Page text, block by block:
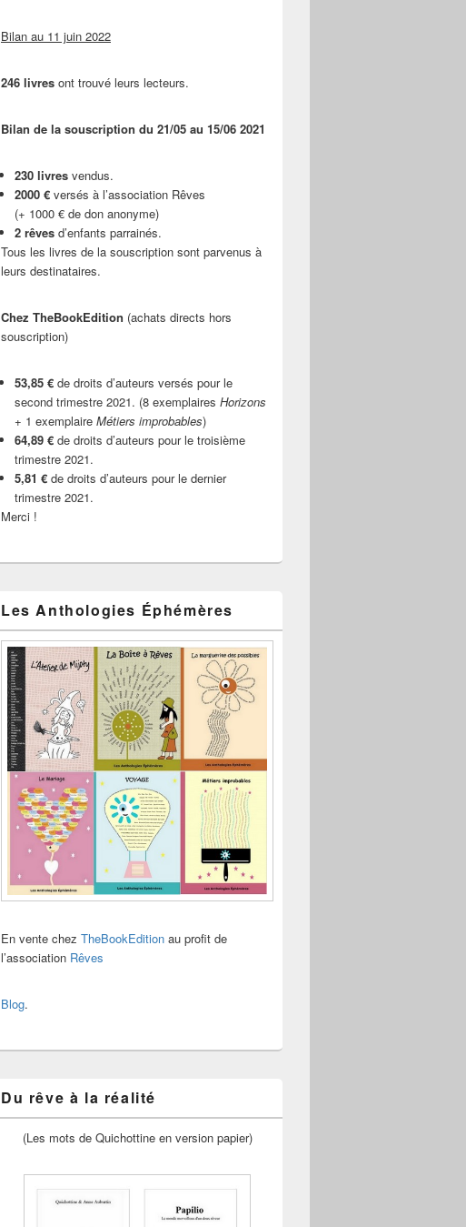
Bilan au 11 juin 2022
246 livres ont trouvé leurs lecteurs.
Bilan de la souscription du 21/05 au 15/06 2021
230 livres vendus.
2000 € versés à l’association Rêves
(+ 1000 € de don anonyme)
2 rêves d’enfants parrainés.
Tous les livres de la souscription sont parvenus à
leurs destinataires.
Chez TheBookEdition (achats directs hors
souscription)
53,85 € de droits d’auteurs versés pour le
second trimestre 2021. (8 exemplaires Horizons
+ 1 exemplaire Métiers improbables)
64,89 € de droits d’auteurs pour le troisième
trimestre 2021.
5,81 € de droits d’auteurs pour le dernier
trimestre 2021.
Merci !
Les Anthologies Éphémères
En vente chez TheBookEdition au profit de
l’association Rêves
Blog.
Du rêve à la réalité
(Les mots de Quichottine en version papier)